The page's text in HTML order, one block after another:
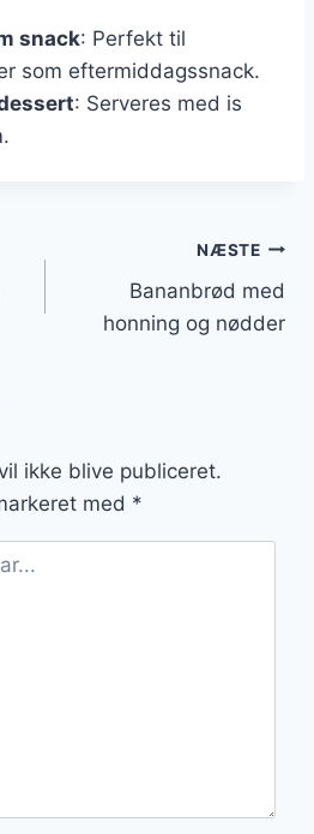
snack: Perfekt til
som eftermiddagssnack.
: Serveres med is
NÆSTE
Bananbrød med
honning og nødder
ikke blive publiceret.
med *